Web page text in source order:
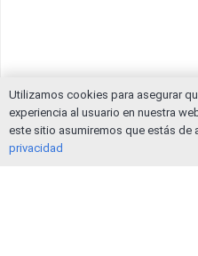
Utilizamos cookies para asegurar
experiencia al usuario en nuestra
este sitio asumiremos que estás de
privacidad